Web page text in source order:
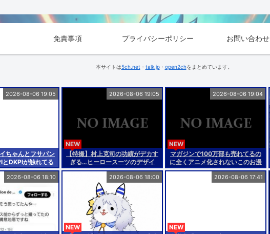
免責事項 プライバシーポリシー お問い合わせ
本サイトは5ch.net ・ talk.jp・ open2chをまとめています。
ちゃんとフサパン
とDKPIが触れてる
が良き…
2026-08-06 19:05
【特撮】村上克司の功績がデカす
ぎる…ヒーロースーツのデザイ
ン、どれもカッコいい
NEW
2026-08-06 19:05
マガジンで100万部も売れてるの
に全くアニメ化されないこのお漫
画
NEW
2026-08-06 19:04
2026-08-06 18:10
NEW
2026-08-06 18:00
NEW
2026-08-06 17:41